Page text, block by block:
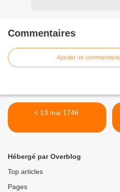
Commentaires
Ajouter un commentaire
< 13 mai 1746:
Hébergé par Overblog
Top articles
Pages